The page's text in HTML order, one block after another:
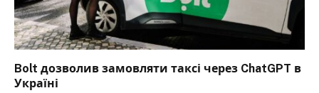
Bolt дозволив замовляти таксі через ChatGPT в
Україні